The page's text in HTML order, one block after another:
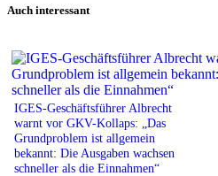
Auch interessant
IGES-Geschäftsführer Albrecht
warnt vor GKV-Kollaps: „Das
Grundproblem ist allgemein
bekannt: Die Ausgaben wachsen
schneller als die Einnahmen“